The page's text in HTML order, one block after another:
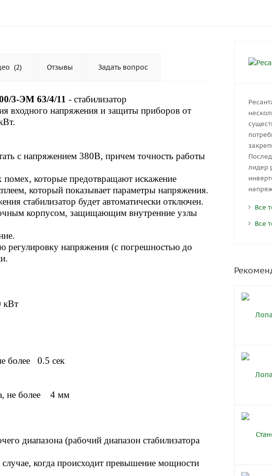
(2) Отзывы Задать вопрос
3-ЭМ 63/4/11 - стабилизатор
входного напряжения и защиты приборов от
с напряжением 380В, причем точность работы
помех, которые предотвращают искажение
который показывает параметры напряжения.
стабилизатор будет автоматически отключен.
корпусом, защищающим внутренние узлы
регулировку напряжения (с погрешностью до
кВт
более 0.5 сек
не более 4 мм
диапазона (рабочий диапазон стабилизатора
когда происходит превышение мощности
лидер
Все
Все